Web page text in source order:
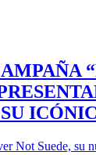
Not Suede, su